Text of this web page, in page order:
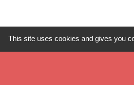
This site uses cookies and gives you